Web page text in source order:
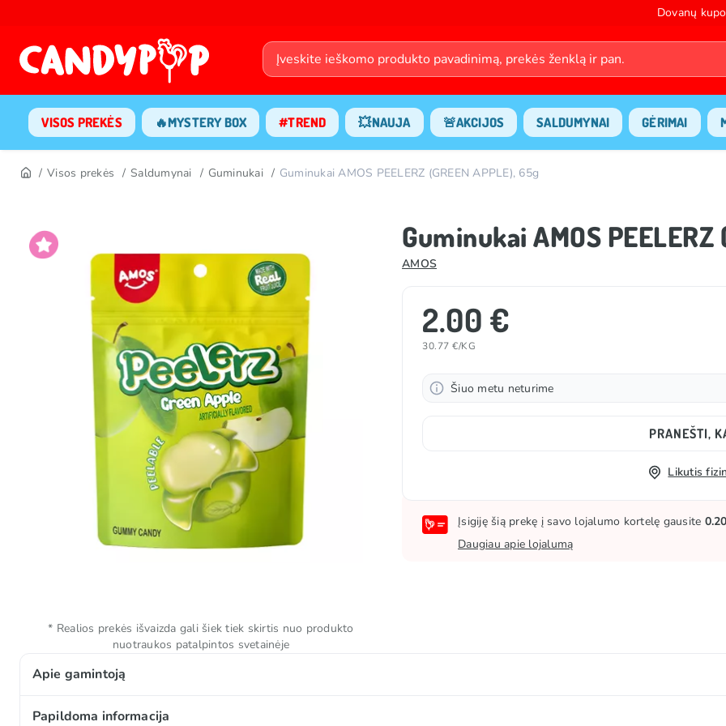
Dovanų
VISOS PREKĖS 🔥MYSTERY BOX #TREND 💥NAUJA 🚨AKCIJOS SALDUMYNAI GĖRIMAI
Visos prekės Saldumynai Guminukai Guminukai AMOS PEELERZ (GREEN APPLE), 65g
Guminukai AMOS PEELERZ
AMOS
2.00 €
30.77 €/KG
Šiuo metu neturime
PRANEŠTI,
Likutis
Įsigiję šią prekę į savo lojalumo kortelę gausite
Daugiau apie lojalumą
Apie gamintoją
Amos – tai inovatyvus saldumynų prekės ženklas, garsėjantis unikaliomis formomis ir skoniais. Šio prekės
Papildoma informacija
* Realios prekės išvaizda gali šiek tiek skirtis nuo produkto
nuotraukos patalpintos svetainėje